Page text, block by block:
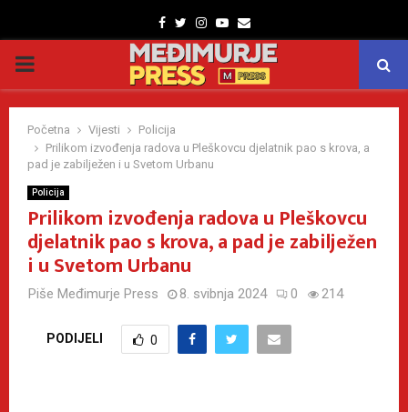
Facebook
TwitterInstagram
Youtube
Email
PRIMARY
MENU
Početna Vijesti
Policija
Prilikom izvođenja radova u Pleškovcu djelatnik pao s krova, a
pad je zabilježen i u Svetom Urbanu
Policija
Prilikom izvođenja radova u Pleškovcu
djelatnik pao s krova, a pad je zabilježen
i u Svetom Urbanu
Piše Međimurje Press 8. svibnja 2024 0 214
PODIJELI 0